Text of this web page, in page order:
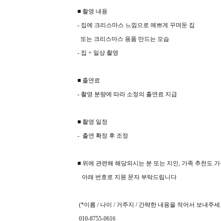
■ 촬영 내용
- 집에 크리스마스 느낌으로 예쁘게 꾸며둔 집
또는 크리스마스 용품 만드는 모습
- 집 + 일상 촬영
■ 출연료
- 촬영 분량에 따라 소정의 출연료 지급
■ 촬영 일정
- 출연 확정 후 조정
■ 위에 관련해 해당되시는 분 또는 지인, 가족 추천도
아래 번호로 지원 문자 부탁드립니다
(*이름 / 나이 / 거주지 / 간략한 내용을 적어서 보내주
010-8755-0616